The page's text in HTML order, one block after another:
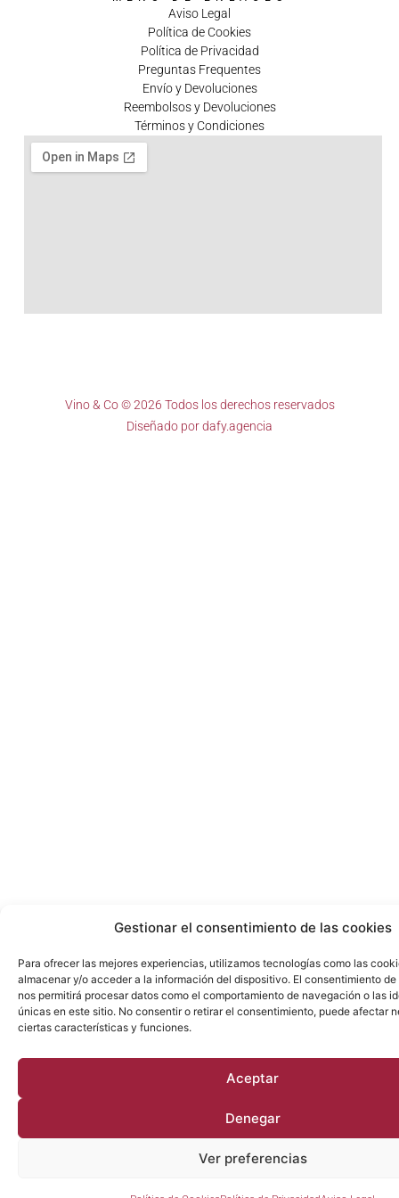
Gestionar el consentimiento de las cookies
Para ofrecer las mejores experiencias, utilizamos tecnologías como las
almacenar y/o acceder a la información del dispositivo. El consentimiento
nos permitirá procesar datos como el comportamiento de navegación o las
únicas en este sitio. No consentir o retirar el consentimiento, puede afectar
ciertas características y funciones.
Aceptar
Denegar
Ver preferencias
Aviso Legal
Política de Cookies
Política de Privacidad
Preguntas Frequentes
Envío y Devoluciones
Reembolsos y Devoluciones
Términos y Condiciones
Vino & Co © 2026 Todos los derechos reservados
Diseñado pordafy.agencia